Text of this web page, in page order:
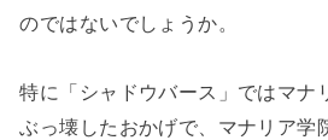
のではないでしょうか。
特に「シャドウバース」ではマナ
ぶっ壊したおかげで、マナリア学